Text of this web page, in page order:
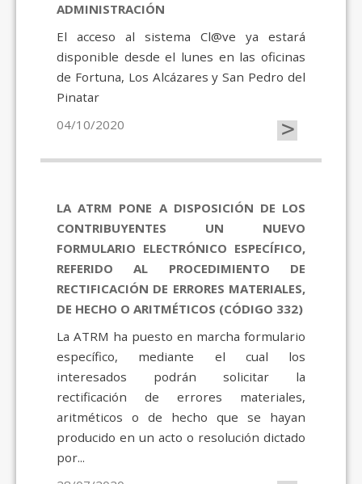
ADMINISTRACIÓN
El acceso al sistema Cl@ve ya estará
disponible desde el lunes en las oficinas
de Fortuna, Los Alcázares y San Pedro del
Pinatar
04/10/2020
>
LA ATRM PONE A DISPOSICIÓN DE LOS
CONTRIBUYENTES UN NUEVO
FORMULARIO ELECTRÓNICO ESPECÍFICO,
REFERIDO AL PROCEDIMIENTO DE
RECTIFICACIÓN DE ERRORES MATERIALES,
DE HECHO O ARITMÉTICOS (CÓDIGO 332)
La ATRM ha puesto en marcha formulario
específico, mediante el cual los
interesados podrán solicitar la
rectificación de errores materiales,
aritméticos o de hecho que se hayan
producido en un acto o resolución dictado
por...